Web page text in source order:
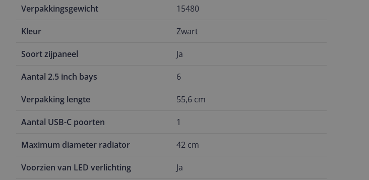
Verpakkingsgewicht 15480
Kleur Zwart
Soort zijpaneel Ja
Aantal 2.5 inch bays 6
Verpakking lengte 55,6 cm
Aantal USB-C poorten 1
Maximum diameter radiator 42 cm
Voorzien van LED verlichting Ja